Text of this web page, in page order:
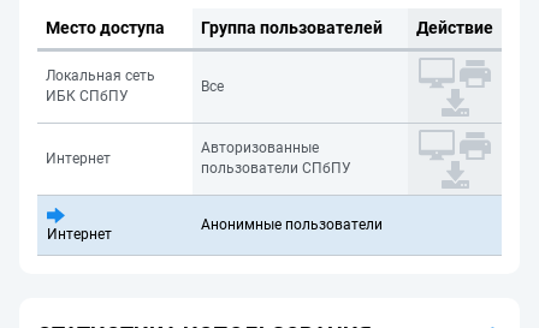
Место доступа Группа пользователей Действие
Локальная сеть
ИБК СПбПУ
Все
Интернет
Авторизованные
пользователи СПбПУ
Интернет
Анонимные пользователи